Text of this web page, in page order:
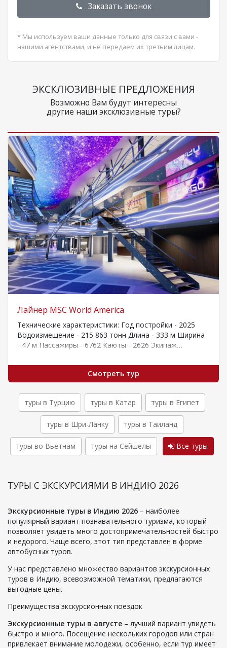
Заказать звонок
* Мы используем ваши данные только для связи с вами -
нашими агентствами, и не передаем их третьим лицам.
ЭКСКЛЮЗИВНЫЕ ПРЕДЛОЖЕНИЯ
Возможно Вам будут интересны
другие наши эксклюзивные туры?
Лайнер MSC World America
Технические характеристики: Год постройки - 2025
Водоизмещение - 215 863 тонн Длина - 333 м Ширина
- 47 м Пассажиры - 6762 Каюты - 2626 Экипаж…
Смотреть тур
туры в Турцию туры в Катар туры в Египет
туры в Шри-Ланку туры в Таиланд
туры во Вьетнам туры на Сейшелы Все туры
ТУРЫ С ЭКСКУРСИЯМИ В ИНДИЮ 2026
Экскурсионные туры в Индию 2026 – наиболее
популярный вариант познавательного туризма, который
позволяет увидеть много достопримечательностей быстро
и недорого. Чаще всего, этот тип представлен в форме
автобусных туров.
У нас представлено множество вариантов экскурсионных
туров в Индию, всевозможной тематики, предлагаются
выгодные цены.
Преимущества экскурсионных поездок
Экскурсионные туры в августе – лучший вариант увидеть
быстро и много. Посещение нескольких городов или стран
привлекает внимание молодежи, особенно, если тур имеет